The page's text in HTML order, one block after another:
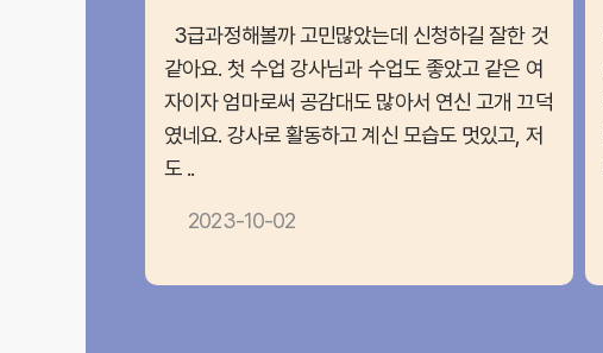
3급과정해볼까 고민많았는데 신청하길 잘한 것
같아요. 첫 수업 강사님과 수업도 좋았고 같은 여
자이자 엄마로써 공감대도 많아서 연신 고개 끄덕
였네요. 강사로 활동하고 계신 모습도 멋있고, 저
도 ..
2023-10-02